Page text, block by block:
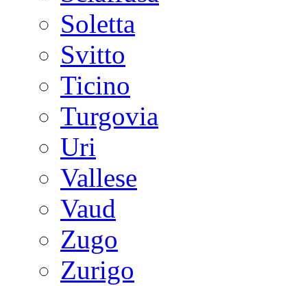
Soletta
Svitto
Ticino
Turgovia
Uri
Vallese
Vaud
Zugo
Zurigo